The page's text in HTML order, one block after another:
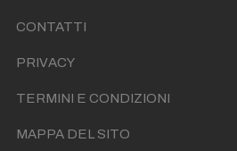
CONTATTI
PRIVACY
TERMINI E CONDIZIONI
MAPPA DEL SITO